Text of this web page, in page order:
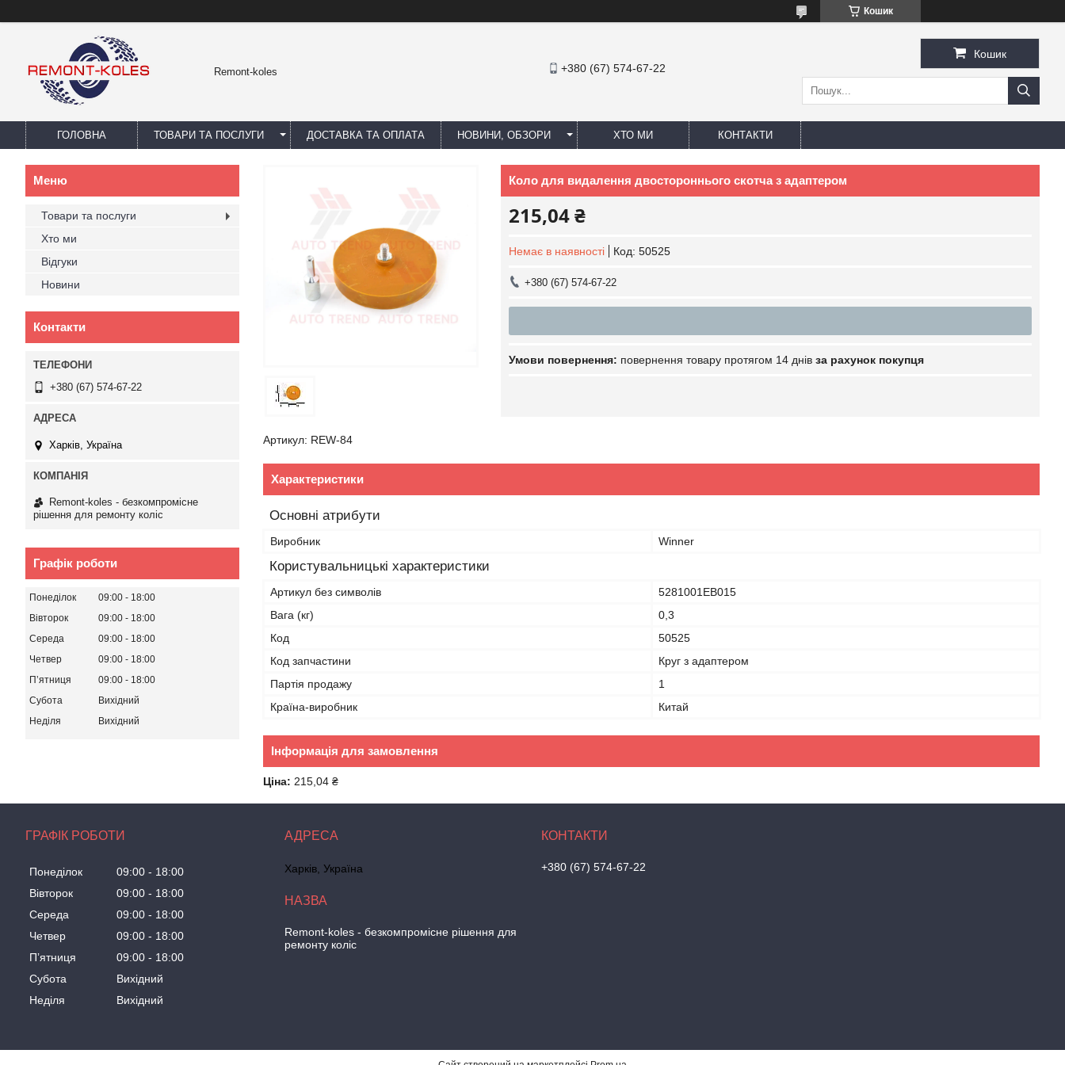
Кошик
Remont-koles +380 (67) 574-67-22
Кошик
ГОЛОВНА ТОВАРИ ТА ПОСЛУГИ ДОСТАВКА ТА ОПЛАТА НОВИНИ, ОБЗОРИ ХТО МИ КОНТАКТИ
Коло для видалення двостороннього скотча з адаптером
215,04 ₴
Немає в наявності Код: 50525
+380 (67) 574-67-22
повернення товару протягом 14 днів за рахунок покупця
Артикул: REW-84
Характеристики
Основні атрибути
Виробник Winner
Користувальницькі характеристики
Артикул без символів
5281001ЕВ015
Вага (кг)
0,3
Код
50525
Код запчастини
Круг з адаптером
Партія продажу
1
Країна-виробник
Китай
Інформація для замовлення
Ціна: 215,04 ₴
Товари та послуги
Хто ми
Відгуки
Новини
Контакти
+380 (67) 574-67-22
Харків, Україна
Remont-koles - безкомпромісне
рішення для ремонту коліс
Графік роботи
Понеділок 09:00
18:00
Вівторок
09:00
18:00
Середа
09:00
18:00
Четвер
09:00
18:00
Пʼятниця
09:00
18:00
Субота
Вихідний
Неділя
Вихідний
ГРАФІК РОБОТИ
Понеділок 09:00
18:00
Вівторок
09:00
18:00
Середа
09:00
18:00
Четвер
09:00
18:00
Пʼятниця
09:00
18:00
Субота
Вихідний
Неділя
Вихідний
Харків, Україна
Remont-koles - безкомпромісне рішення для
ремонту коліс
+380 (67) 574-67-22